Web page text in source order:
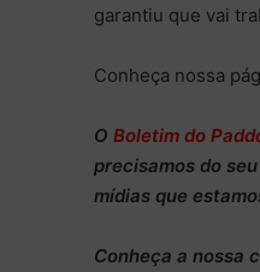
garantiu que vai
Conheça nossa
O Boletim do
precisamos do
mídias que
Conheça a nossa